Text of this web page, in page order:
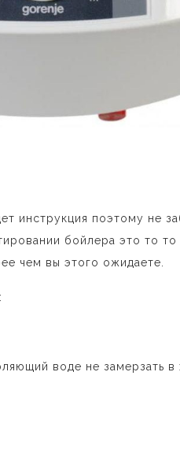
инструкция поэтому не
бойлера это то
чем вы этого ожидаете.
воде не замерзать в